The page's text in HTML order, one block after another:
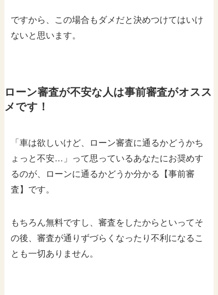
ですから、この場合もダメだと決めつけてはいけ
ないと思います。
ローン審査が不安な人は事前審査がオスス
メです！
「車は欲しいけど、ローン審査に通るかどうかち
ょっと不安…」って思っているあなたにお奨めす
るのが、ローンに通るかどうか分かる【事前審
査】です。
もちろん無料ですし、審査をしたからといってそ
の後、審査が通りずづらくなったり不利になるこ
とも一切ありません。